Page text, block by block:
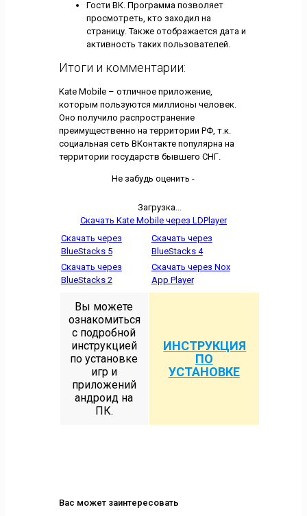
Гости ВК. Программа позволяет
просмотреть, кто заходил на
страницу. Также отображается дата и
активность таких пользователей.
Итоги и комментарии:
Kate Mobile – отличное приложение,
которым пользуются миллионы человек.
Оно получило распространение
преимущественно на территории РФ, т.к.
социальная сеть ВКонтакте популярна на
территории государств бывшего СНГ.
Не забудь оценить -
Загрузка...
Скачать Kate Mobile через LDPlayer
Скачать через
BlueStacks 5
Скачать через
BlueStacks 4
Скачать через
BlueStacks 2
Скачать через Nox
App Player
Вы можете
ознакомиться
с подробной
инструкцией
по установке
игр и
приложений
андроид на
ПК.
ИНСТРУКЦИЯ
ПО
УСТАНОВКЕ
Вас может заинтересовать